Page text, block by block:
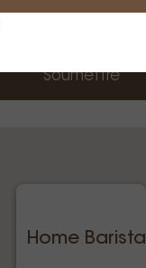
Soumettre
Home Barista